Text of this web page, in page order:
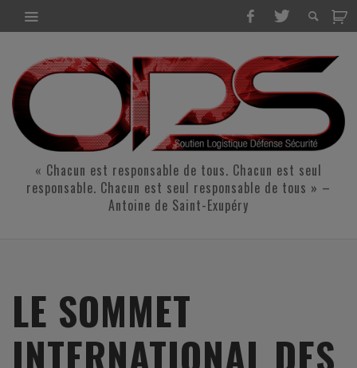
« Chacun est responsable de tous. Chacun est seul
responsable. Chacun est seul responsable de tous » –
Antoine de Saint-Exupéry
LE SOMMET
INTERNATIONAL DES